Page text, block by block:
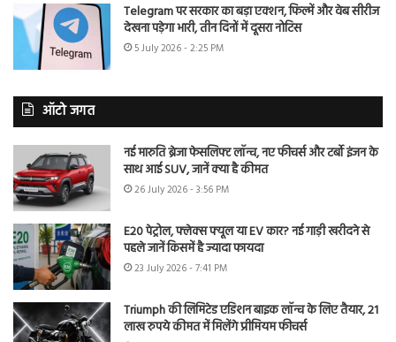
Telegram पर सरकार का बड़ा एक्शन, फिल्में और वेब सीरीज
देखना पड़ेगा भारी, तीन दिनों में दूसरा नोटिस
5 July 2026 - 2:25 PM
ऑटो जगत
नई मारुति ब्रेजा फेसलिफ्ट लॉन्च, नए फीचर्स और टर्बो इंजन के
साथ आई SUV, जानें क्या है कीमत
26 July 2026 - 3:56 PM
E20 पेट्रोल, फ्लेक्स फ्यूल या EV कार? नई गाड़ी खरीदने से
पहले जानें किसमें है ज्यादा फायदा
23 July 2026 - 7:41 PM
Triumph की लिमिटेड एडिशन बाइक लॉन्च के लिए तैयार, 21
लाख रुपये कीमत में मिलेंगे प्रीमियम फीचर्स